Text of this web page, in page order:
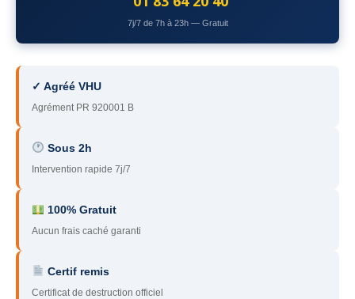
– Yvelines
92– Hauts-de-Seine
93 – Seine-Saint-Denis
94– Val-de-Marne
95 – Val d’Oise
– Essonne
89 – Yonne
51 – Marne
7j/7 de 7h à 23h — Gratuit
✓ Agréé VHU
Agrément PR 920001 B
Sous 2h
Intervention rapide 7j/7
100% Gratuit
Aucun frais caché garanti
Certif remis
Certificat de destruction officiel